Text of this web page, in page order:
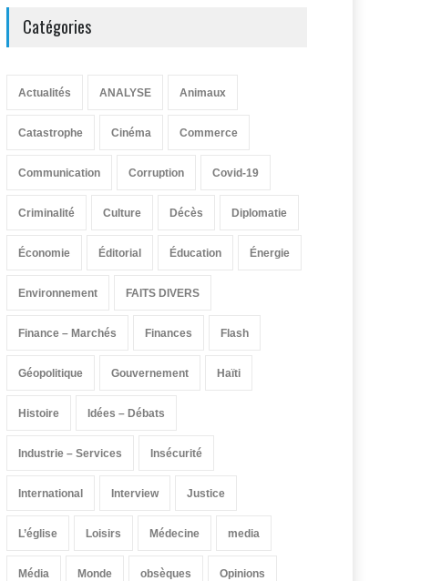
Catégories
Actualités ANALYSE Animaux
Catastrophe Cinéma Commerce
Communication Corruption Covid-19
Criminalité Culture Décès Diplomatie
Économie Éditorial Éducation Énergie
Environnement FAITS DIVERS
Finance – Marchés Finances Flash
Géopolitique Gouvernement Haïti
Histoire Idées – Débats
Industrie – Services Insécurité
International Interview Justice
L’église Loisirs Médecine media
Média Monde obsèques Opinions